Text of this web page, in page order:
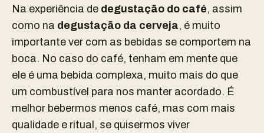
Na experiência de degustação do café, assim
como na degustação da cerveja, é muito
importante ver com as bebidas se comportem na
boca. No caso do café, tenham em mente que
ele é uma bebida complexa, muito mais do que
um combustível para nos manter acordado. É
melhor bebermos menos café, mas com mais
qualidade e ritual, se quisermos viver